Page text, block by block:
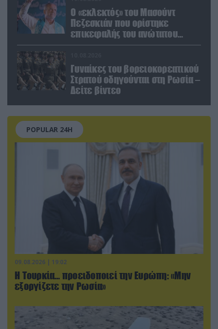
Ο «εκλεκτός» του Μασούντ
Πεζεσκιάν που ορίστηκε
επικεφαλής του ανώτατου
οργάνου ασφαλείας του Ιράν
Γυναίκες του βορειοκορεατικού
Στρατού οδηγούνται στη Ρωσία –
Δείτε βίντεο
POPULAR 24H
09.08.2026 | 19:02
Η Τουρκία… προειδοποιεί την Ευρώπη: «Μην
εξοργίζετε την Ρωσία»